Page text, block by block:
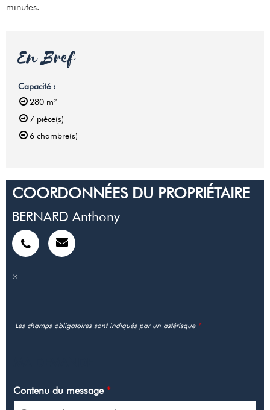
minutes.
En Bref
Capacité :
280 m²
7 pièce(s)
6 chambre(s)
COORDONNÉES DU PROPRIÉTAIRE
BERNARD Anthony
Les champs obligatoires sont indiqués par un astérisque *
Contenu du message *